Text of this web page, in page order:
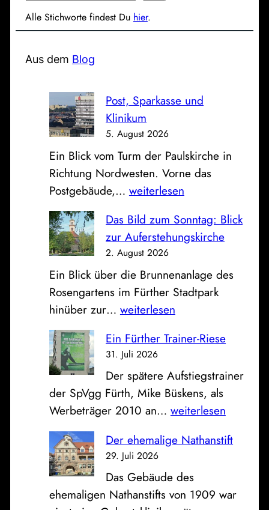
c
e
Alle Stichworte findest Du hier.
Aus dem Blog
Post, Sparkasse und
Klinikum
5. August 2026
Ein Blick vom Turm der Paulskirche in
Richtung Nordwesten. Vorne das
Postgebäude,… P
s
t
,
S
p
a
k
s
s
e
u
n
d
K
l
weiterlesen
Das Bild zum Sonntag: Blick
zur Auferstehungskirche
2. August 2026
Ein Blick über die Brunnenanlage des
Rosengartens im Fürther Stadtpark
hinüber zur… D
s
B
i
l
d
u
m
S
o
weiterlesen
Ein Fürther Trainer-Riese
31. Juli 2026
Der spätere Aufstiegstrainer
der SpVgg Fürth, Mike Büskens, als
Werbeträger 2010 an… E
n
ü
r
weiterlesen
Der ehemalige Nathanstift
29. Juli 2026
Das Gebäude des
ehemaligen Nathanstifts von 1909 war